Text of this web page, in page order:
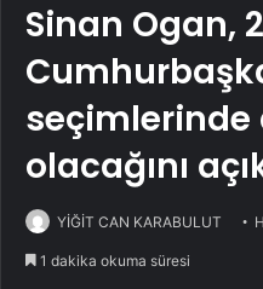
Sinan Ogan,
seçimlerinde
olacağını
YİĞİT CAN KARABULUT
1 dakika okuma süresi